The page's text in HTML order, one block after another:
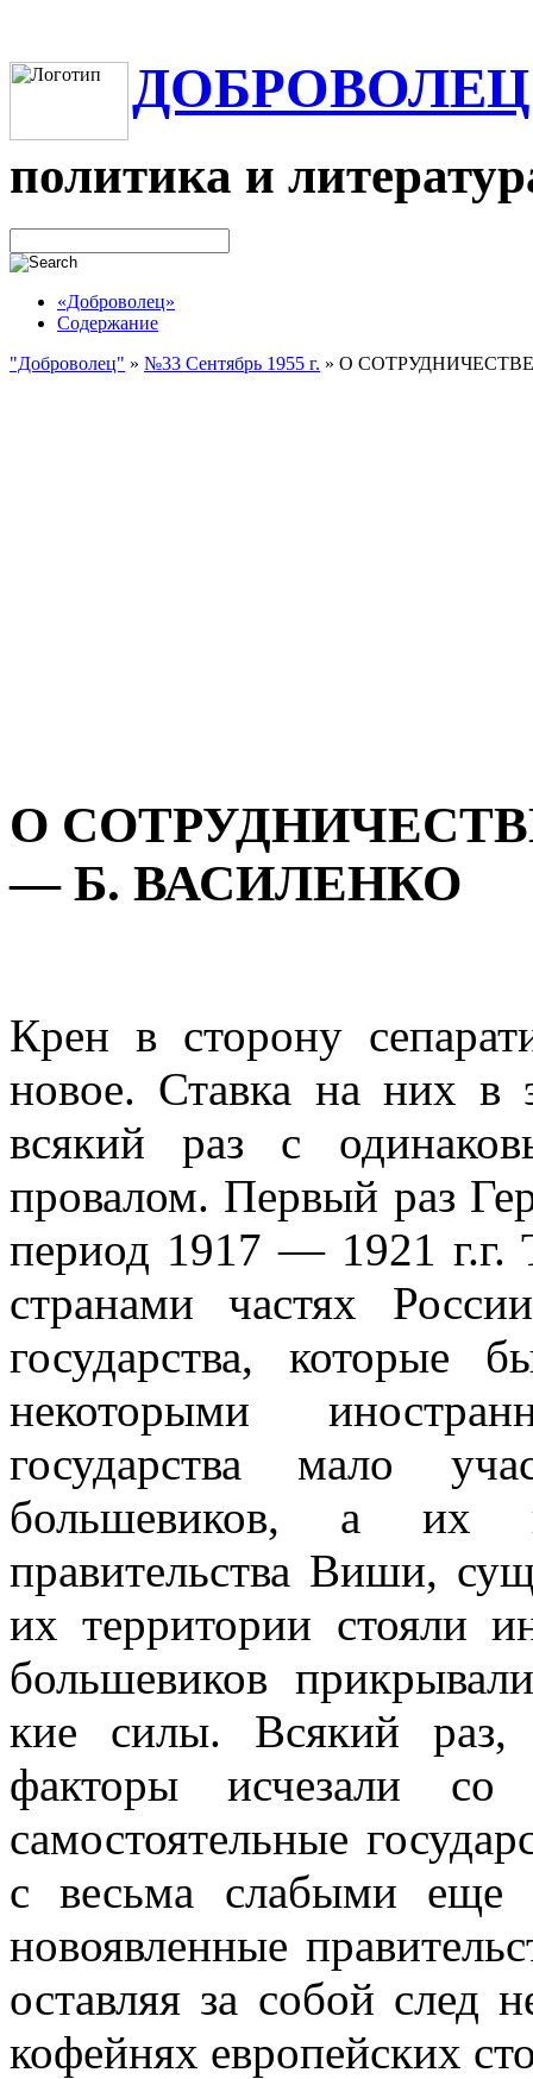
ДОБРОВОЛЕЦ
политика и
«Доброволец»
Содержание
"Доброволец" » №33 Сентябрь 1955 г. » О
О
— Б. ВАСИЛЕНКО
Крен в сторону
новое. Ставка на них в
всякий раз с
провалом. Первый раз
пе­риод 1917 — 1921 г.г.
странами частях
государства, которые
некоторыми
государства мало
большевиков, а их
правительства Виши,
их территории стояли
большевиков
кие силы. Всякий раз,
факторы исчезали
самостоятельные
с весьма слабыми еще
новоявленные
оставляя за собой след
кофейнях европейских